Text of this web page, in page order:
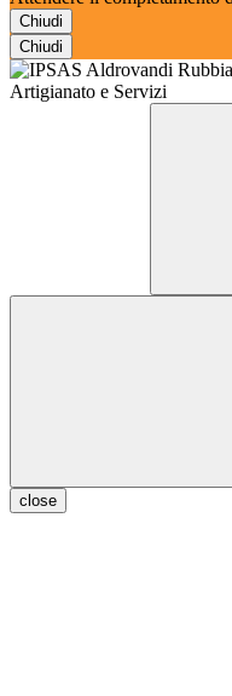
Chiudi
Chiudi
close